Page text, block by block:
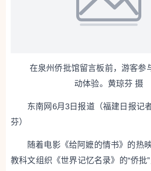
在泉州侨批馆留言板前，游客参
动体验。黄琼芬 摄
东南网6月3日报道（福建日报记
芬）
随着电影《给阿嬷的情书》的热
教科文组织《世界记忆名录》的“侨批